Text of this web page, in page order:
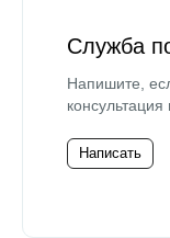
Служба
Напишите,
консультация
Написать